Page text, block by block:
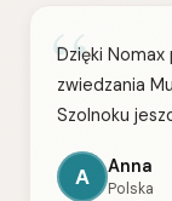
“
Dzięki Nomax
zwiedzania
Szolnoku
A Anna
Polska